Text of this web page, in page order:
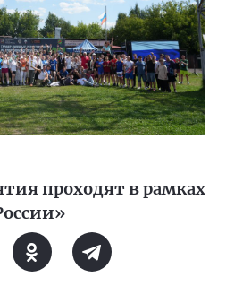
проходят в рамках